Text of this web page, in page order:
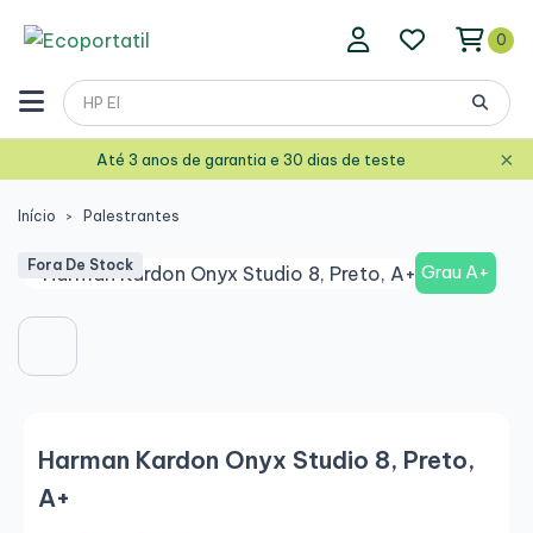
0
Até 3 anos de garantia e 30 dias de teste ×
Início Palestrantes
Grau A+
Fora De Stock
Harman Kardon Onyx Studio 8, Preto,
A+